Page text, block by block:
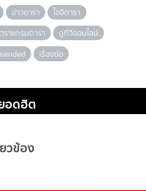
ข่าวดารา
ไอจีดารา
ราแกรมดารา
ดูทีวีออนไลน์
เรื่องย่อ
อดฮิต
วข้อง